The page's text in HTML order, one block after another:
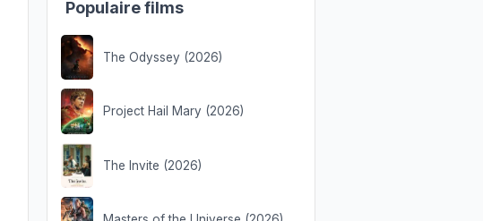
Populaire films
The Odyssey (2026)
Project Hail Mary (2026)
The Invite (2026)